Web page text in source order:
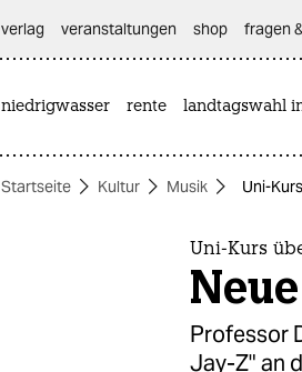
themen
verlag
veranstaltungen shop fragen
niedrigwasser rente landtagswahl
Startseite Kultur Musik Uni-
Uni-Kurs
Professor
Jay-Z" an